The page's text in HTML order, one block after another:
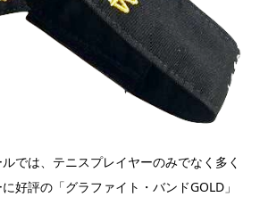
では、テニスプレイヤーのみでなく多く
好評の「グラファイト・バンドGOLD」